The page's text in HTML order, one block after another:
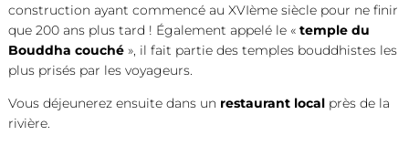
construction ayant commencé au XVIème siècle pour ne finir
que 200 ans plus tard ! Également appelé le « temple du
Bouddha couché», il fait partie des temples bouddhistes les
plus prisés par les voyageurs.
Vous déjeunerez ensuite dans un restaurant localprès de la
rivière.